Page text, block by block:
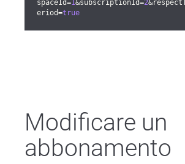
spaceId=1&subscriptionId=2
eriod=true
Modificare un
abbonamento